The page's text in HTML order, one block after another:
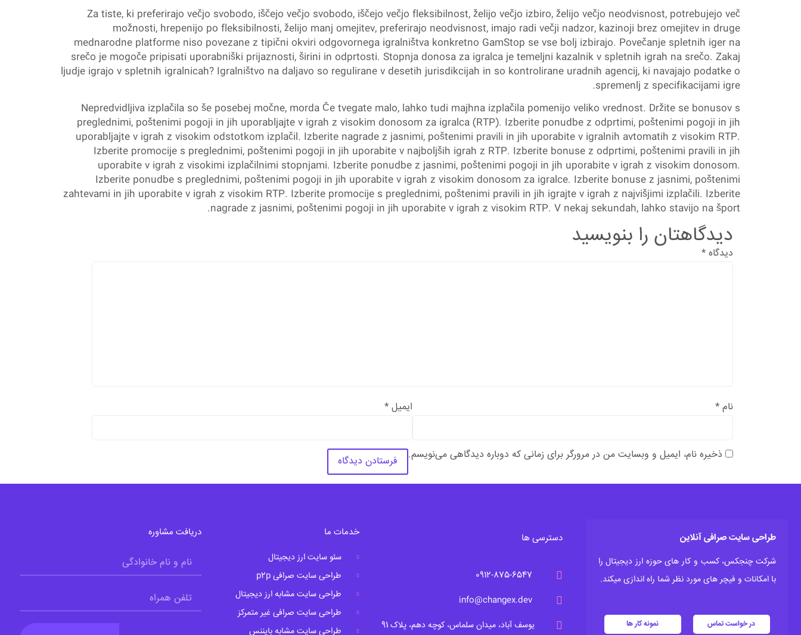
Za tiste, ki preferirajo večjo svobodo, iščejo večjo svobodo, iščejo večjo fleksibilnost, želijo večjo izbiro, želijo večjo neodvisnost, potrebujejo več
možnosti, hrepenijo po fleksibilnosti, želijo manj omejitev, preferirajo neodvisnost, imajo radi večji nadzor, kazinoji brez omejitev in druge
mednarodne platforme niso povezane z tipični okviri odgovornega igralništva konkretno GamStop se vse bolj izbirajo. Povečanje spletnih iger na
srečo je mogoče pripisati uporabniški prijaznosti, širini in odprtosti. Stopnja donosa za igralca je temeljni kazalnik v spletnih igrah na srečo. Zakaj
ljudje igrajo v spletnih igralnicah? Igralništvo na daljavo so regulirane v desetih jurisdikcijah in so kontrolirane uradnih agencij, ki navajajo podatke o
spremenlj z specifikacijami igre.
Nepredvidljiva izplačila so še posebej močne, morda Če tvegate malo, lahko tudi majhna izplačila pomenijo veliko vrednost. Držite se bonusov s
preglednimi, poštenimi pogoji in jih uporabljajte v igrah z visokim donosom za igralca (RTP). Izberite ponudbe z odprtimi, poštenimi pogoji in jih
uporabljajte v igrah z visokim odstotkom izplačil. Izberite nagrade z jasnimi, poštenimi pravili in jih uporabite v igralnih avtomatih z visokim RTP.
Izberite promocije s preglednimi, poštenimi pogoji in jih uporabite v najboljših igrah z RTP. Izberite bonuse z odprtimi, poštenimi pravili in jih
uporabite v igrah z visokimi izplačilnimi stopnjami. Izberite ponudbe z jasnimi, poštenimi pogoji in jih uporabite v igrah z visokim donosom.
Izberite ponudbe s preglednimi, poštenimi pogoji in jih uporabite v igrah z visokim donosom za igralce. Izberite bonuse z jasnimi, poštenimi
zahtevami in jih uporabite v igrah z visokim RTP. Izberite promocije s preglednimi, poštenimi pravili in jih igrajte v igrah z najvišjimi izplačili. Izberite
nagrade z jasnimi, poštenimi pogoji in jih uporabite v igrah z visokim RTP. V nekaj sekundah, lahko stavijo na šport.
دیدگاهتان را بنویسید
دیدگاه *
نام * ایمیل *
ذخیره نام، ایمیل و وبسایت من در مرورگر برای زمانی که دوباره دیدگاهی می‌نویسم.
طراحی سایت صرافی آنلاین
شرکت چنجکس، کسب و کار های حوزه ارز دیجیتال را
با امکانات و فیچر های مورد نظر شما راه اندازی میکند.
در خواست تماس نمونه کار ها
دسترسی ها
یوسف آباد، میدان سلماس، کوچه دهم، پلاک 91
خدمات ما
سئو سایت ارز دیجیتال
طراحی سایت صرافی p2p
طراحی سایت مشابه ارز دیجیتال
طراحی سایت صرافی غیر متمرکز
طراحی سایت مشابه بایننس
دریافت مشاوره